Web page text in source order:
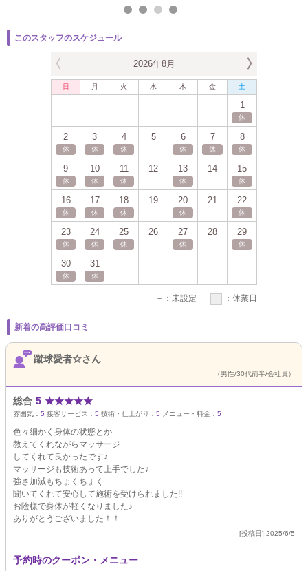
このスタッフのスケジュール
2026年8月
日 月 火 水 木 金 土
1
休
2
休
3
休
4
休
5 6
休
7
休
8
休
9
休
10
休
11
休
12 13
休
14 15
休
16
休
17
休
18
休
19 20
休
21 22
休
23
休
24
休
25
休
26 27
休
28 29
休
30
休
31
休
－ ：未設定 ：休業日
新着の高評価口コミ
蹴球愛者☆さん
（男性/30代前半/会社員）
総合 5 ★★★★★
雰囲気： 5 接客サービス： 5 技術・仕上がり： 5 メニュー・料金： 5
色々細かく身体の状態とか
教えてくれながらマッサージ
してくれて良かったです♪
マッサージも技術あって上手でした♪
強さ加減もちょくちょく
聞いてくれて安心して施術を受けられました!!
お陰様で身体が軽くなりました♪
ありがとうございました！！
[投稿日] 2025/6/5
予約時のクーポン・メニュー